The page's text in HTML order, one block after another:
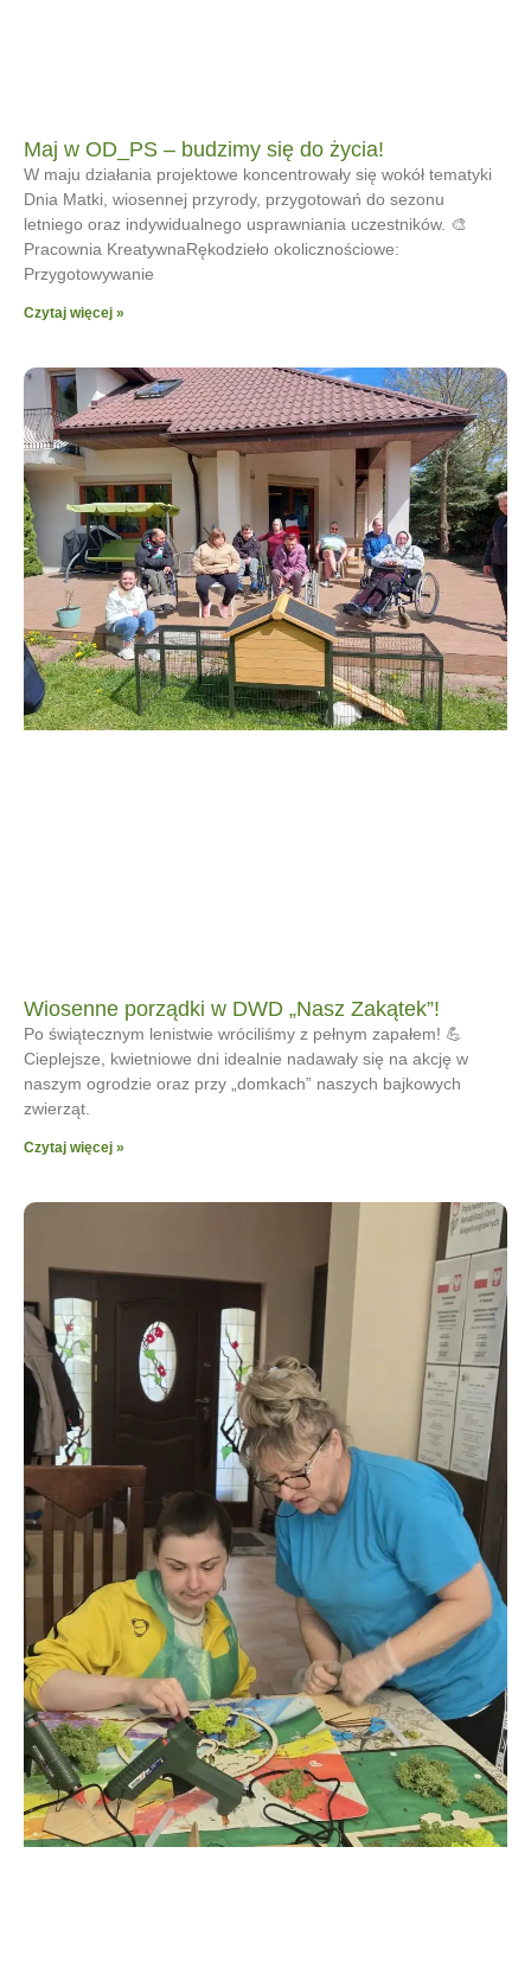
Maj w OD_PS – budzimy się do życia!
W maju działania projektowe koncentrowały się wokół tematyki
Dnia Matki, wiosennej przyrody, przygotowań do sezonu
letniego oraz indywidualnego usprawniania uczestników. 🎨
Pracownia KreatywnaRękodzieło okolicznościowe:
Przygotowywanie
Czytaj więcej »
Wiosenne porządki w DWD „Nasz Zakątek”!
Po świątecznym lenistwie wróciliśmy z pełnym zapałem! 💪
Cieplejsze, kwietniowe dni idealnie nadawały się na akcję w
naszym ogrodzie oraz przy „domkach” naszych bajkowych
zwierząt.
Czytaj więcej »